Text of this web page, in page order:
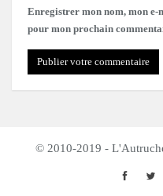
Enregistrer mon nom, mon e-
pour mon prochain
© 2010-2019 -